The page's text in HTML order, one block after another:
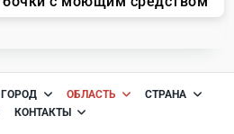
ГОРОД ОБЛАСТЬ
СТРАНА
КОНТАКТЫ